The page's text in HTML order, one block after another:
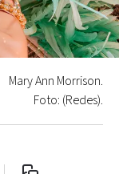
Mary Ann Morrison.
Foto: (Redes).